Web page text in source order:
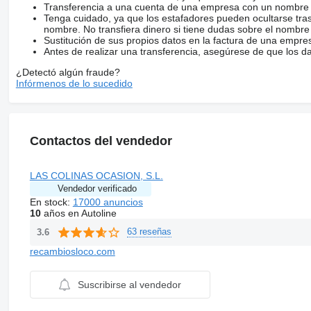
Transferencia a una cuenta de una empresa con un nombre
Tenga cuidado, ya que los estafadores pueden ocultarse
nombre. No transfiera dinero si tiene dudas sobre el
Sustitución de sus propios datos en la factura de una
Antes de realizar una transferencia, asegúrese de que los
¿Detectó algún fraude?
Infórmenos de lo sucedido
Contactos del vendedor
LAS COLINAS OCASION, S.L.
Vendedor verificado
En stock: 17000 anuncios
10años en Autoline
3.6 63 reseñas
recambiosloco.com
Suscribirse al vendedor